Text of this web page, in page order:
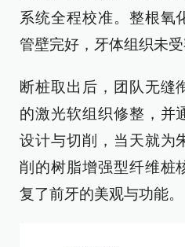
系统全程校准。整根氧
管壁完好，牙体组织未受
断桩取出后，团队无缝
的激光软组织修整，并
设计与切削，当天就为
削的树脂增强型纤维桩
复了前牙的美观与功能。